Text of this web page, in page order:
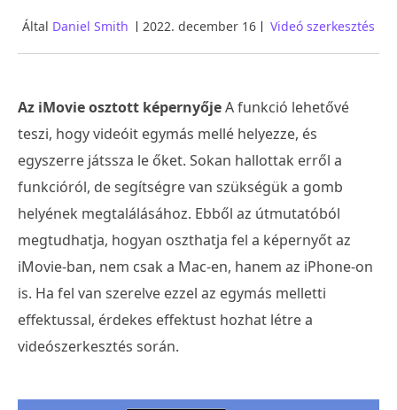
Által Daniel Smith 2022. december 16 Videó szerkesztés
Az iMovie osztott képernyőjeA funkció lehetővé
teszi, hogy videóit egymás mellé helyezze, és
egyszerre játssza le őket. Sokan hallottak erről a
funkcióról, de segítségre van szükségük a gomb
helyének megtalálásához. Ebből az útmutatóból
megtudhatja, hogyan oszthatja fel a képernyőt az
iMovie-ban, nem csak a Mac-en, hanem az iPhone-on
is. Ha fel van szerelve ezzel az egymás melletti
effektussal, érdekes effektust hozhat létre a
videószerkesztés során.